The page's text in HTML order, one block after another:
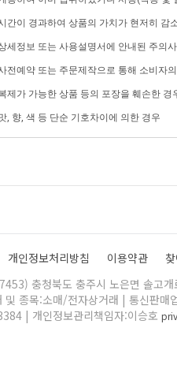
간이 경과하여 상품의 가치가 현저히 감
세정보 또는 사용설명서에 안내된 주의
전예약 또는 주문제작으로 통해 소비자
제가 가능한 상품 등의 포장을 훼손한 경
, 향, 색 등 단순 기호차이에 의한 경우
개인정보처리방침 이용약관
충청북도 충주시 노은면 솔고
종목:소매/전자상거래 | 통신판매
| 개인정보관리책임자:이승호